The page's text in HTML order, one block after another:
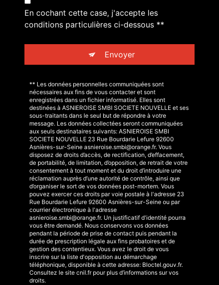
En cochant cette case, j'accepte les
conditions particulières ci-dessous **
Envoyer
** Les données personnelles communiquées sont
nécessaires aux fins de vous contacter et sont
enregistrées dans un fichier informatisé. Elles sont
destinées à ASNIEROISE SMBI SOCIETE NOUVELLE et ses
sous-traitants dans le seul but de répondre à votre
message. Les données collectées seront communiquées
aux seuls destinataires suivants: ASNIEROISE SMBI
SOCIETE NOUVELLE 23 Rue Bourdarie Lefure 92600
Asnières-sur-Seine asnieroise.smbi@orange.fr. Vous
disposez de droits d’accès, de rectification, d’effacement,
de portabilité, de limitation, d’opposition, de retrait de votre
consentement à tout moment et du droit d’introduire une
réclamation auprès d’une autorité de contrôle, ainsi que
d’organiser le sort de vos données post-mortem. Vous
pouvez exercer ces droits par voie postale à l'adresse 23
Rue Bourdarie Lefure 92600 Asnières-sur-Seine ou par
courrier électronique à l'adresse
asnieroise.smbi@orange.fr. Un justificatif d'identité pourra
vous être demandé. Nous conservons vos données
pendant la période de prise de contact puis pendant la
durée de prescription légale aux fins probatoires et de
gestion des contentieux. Vous avez le droit de vous
inscrire sur la liste d'opposition au démarchage
téléphonique, disponible à cette adresse: Bloctel.gouv.fr.
Consultez le site cnil.fr pour plus d’informations sur vos
droits.